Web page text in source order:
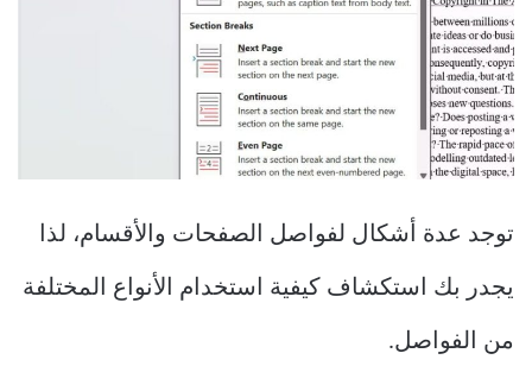
توجد عدة أشكال لفواصل الصفحات والأقسام، لذا
يجدر بك استكشاف كيفية استخدام الأنواع المختلفة
من الفواصل.